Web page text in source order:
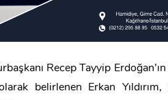
Recep Tayyip
belirlenen Erkan